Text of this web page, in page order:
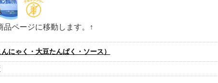
品ページに移動します。↑
にゃく・大豆たんぱく・ソース）